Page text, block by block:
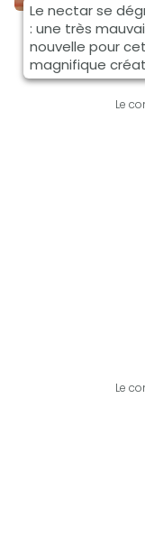
Le nectar se
: une très
nouvelle pour
magnifique
Le
Le